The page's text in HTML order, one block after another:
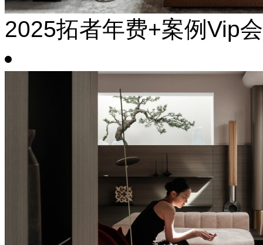
2025拓者年费+案例Vip